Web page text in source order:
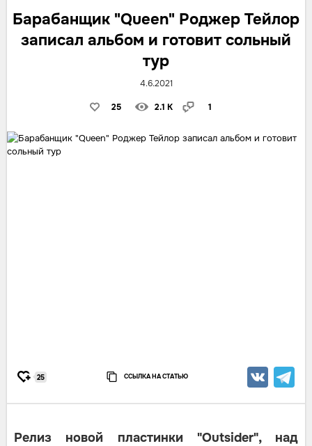
Барабанщик "Queen" Роджер Тейлор
записал альбом и готовит сольный
тур
4.6.2021
25 2.1 K 1
25 ССЫЛКА НА СТАТЬЮ
Релиз новой пластинки "Outsider", над